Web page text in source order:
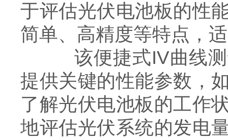
于评估光伏电池板的性
简单、高精度等特点，
该便捷式IV曲线测
提供关键的性能参数，
了解光伏电池板的工作
地评估光伏系统的发电